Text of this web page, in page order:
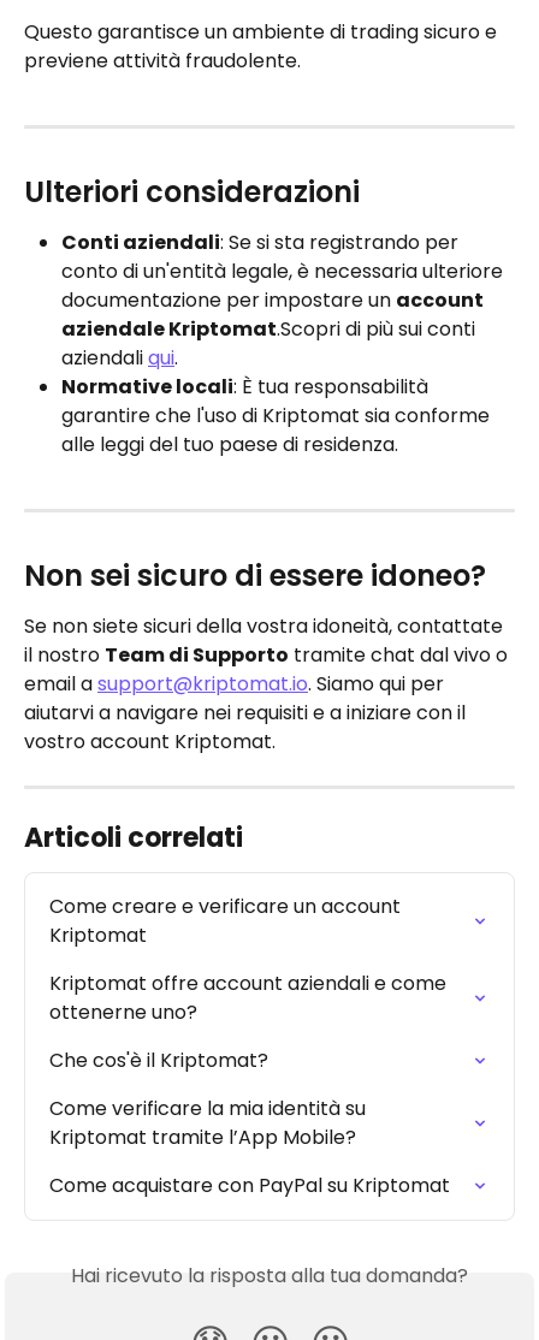
Questo garantisce un ambiente di trading sicuro e
previene attività fraudolente.
Ulteriori considerazioni
Conti aziendali: Se si sta registrando per
conto di un'entità legale, è necessaria ulteriore
documentazione per impostare un account
aziendale Kriptomat.Scopri di più sui conti
aziendali qui.
Normative locali: È tua responsabilità
garantire che l'uso di Kriptomat sia conforme
alle leggi del tuo paese di residenza.
Non sei sicuro di essere idoneo?
Se non siete sicuri della vostra idoneità, contattate
il nostro Team di Supporto tramite chat dal vivo o
email a support@kriptomat.io. Siamo qui per
aiutarvi a navigare nei requisiti e a iniziare con il
vostro account Kriptomat.
Articoli correlati
Come creare e verificare un account
Kriptomat
Kriptomat offre account aziendali e come
ottenerne uno?
Che cos'è il Kriptomat?
Come verificare la mia identità su
Kriptomat tramite l’App Mobile?
Come acquistare con PayPal su Kriptomat
Hai ricevuto la risposta alla tua domanda?